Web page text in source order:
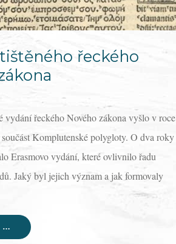
řeckého
vydání řeckého Nového zákona vyšlo v roce
Komplutenské polygloty. O dva roky
Erasmovo vydání, které ovlivnilo řadu
Jaký byl jejich význam a jak formovaly
…